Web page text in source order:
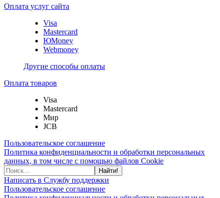
Оплата услуг сайта
Visa
Mastercard
ЮMoney
Webmoney
Другие способы оплаты
Оплата товаров
Visa
Mastercard
Мир
JCB
Пользовательское соглашение
Политика конфиденциальности и обработки персональных
данных, в том числе с помощью файлов Cookie
Найти!
Написать в Службу поддержки
Пользовательское соглашение